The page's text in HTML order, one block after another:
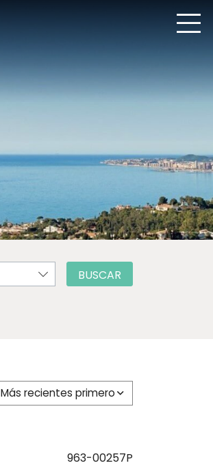
BUSCAR
Más recientes primero
963-00257P